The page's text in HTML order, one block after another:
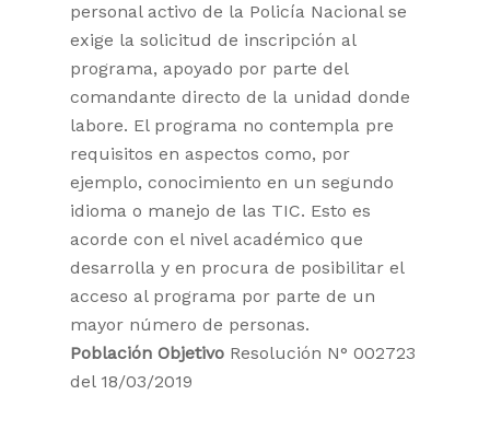
personal activo de la Policía Nacional se
exige la solicitud de inscripción al
programa, apoyado por parte del
comandante directo de la unidad donde
labore. El programa no contempla pre
requisitos en aspectos como, por
ejemplo, conocimiento en un segundo
idioma o manejo de las TIC. Esto es
acorde con el nivel académico que
desarrolla y en procura de posibilitar el
acceso al programa por parte de un
mayor número de personas.
Población Objetivo Resolución N° 002723
del 18/03/2019